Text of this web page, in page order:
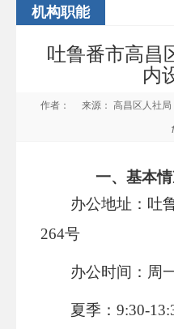
机构职能
吐鲁番市高昌
内
作者： 来源： 高昌区人社局
一、基本情
办公地址：吐
264号
办公时间：周
夏季：9:30-